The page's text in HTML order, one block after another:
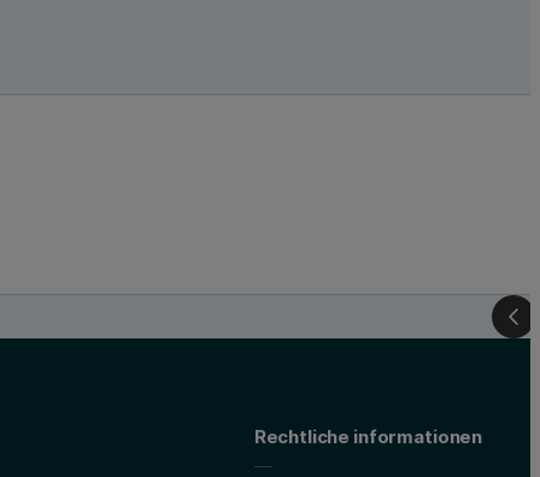
Rechtliche informationen